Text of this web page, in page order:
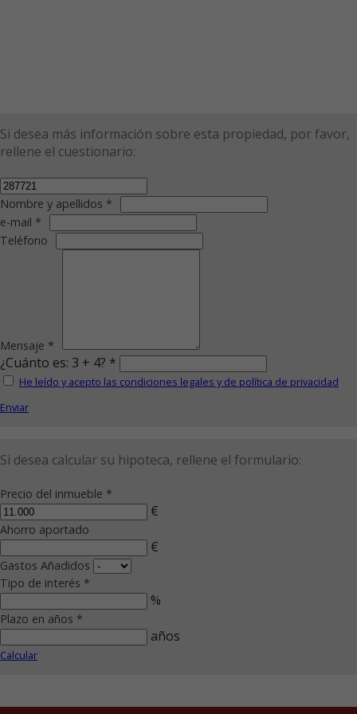
Si desea más información sobre esta propiedad, por favor,
rellene el cuestionario:
Nombre y apellidos *
e-mail *
Teléfono
Mensaje *
¿Cuánto es: 3 + 4? *
He leído y acepto las condiciones legales y de política de privacidad
Enviar
Si desea calcular su hipoteca, rellene el formulario:
Precio del inmueble *
€
Ahorro aportado
€
Gastos Añadidos
Tipo de interés *
%
Plazo en años *
años
Calcular